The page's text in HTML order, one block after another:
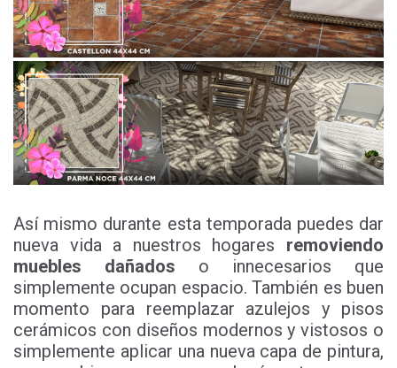
Así mismo durante esta temporada puedes dar
nueva vida a nuestros hogares removiendo
muebles dañados o innecesarios que
simplemente ocupan espacio. También es buen
momento para reemplazar azulejos y pisos
cerámicos con diseños modernos y vistosos o
simplemente aplicar una nueva capa de pintura,